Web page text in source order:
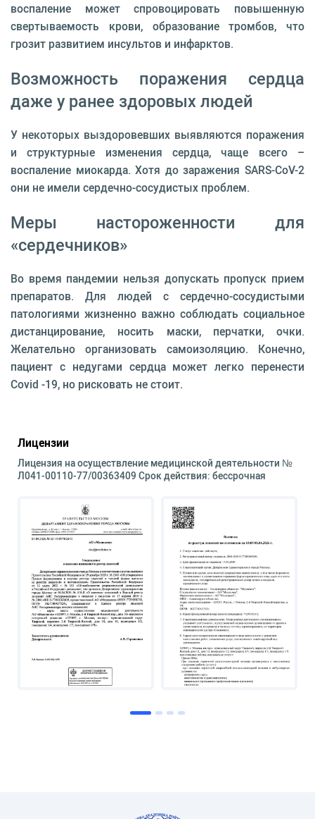
воспаление может спровоцировать повышенную
свертываемость крови, образование тромбов, что
грозит развитием инсультов и инфарктов.
Возможность поражения сердца
даже у ранее здоровых людей
У некоторых выздоровевших выявляются поражения
и структурные изменения сердца, чаще всего –
воспаление миокарда. Хотя до заражения SARS-CoV-2
они не имели сердечно-сосудистых проблем.
Меры настороженности для
«сердечников»
Во время пандемии нельзя допускать пропуск прием
препаратов. Для людей с сердечно-сосудистыми
патологиями жизненно важно соблюдать социальное
дистанцирование, носить маски, перчатки, очки.
Желательно организовать самоизоляцию. Конечно,
пациент с недугами сердца может легко перенести
Covid -19, но рисковать не стоит.
Лицензии
Лицензия на осуществление медицинской деятельности №
Л041-00110-77/00363409 Срок действия: бессрочная